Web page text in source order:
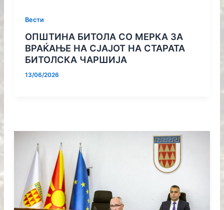
Вести
ОПШТИНА БИТОЛА СО МЕРКА ЗА
ВРАЌАЊЕ НА СЈАЈОТ НА СТАРАТА
БИТОЛСКА ЧАРШИЈА
13/06/2026